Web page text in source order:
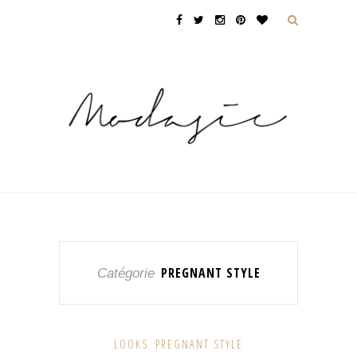
Catégorie PREGNANT STYLE
LOOKS PREGNANT STYLE